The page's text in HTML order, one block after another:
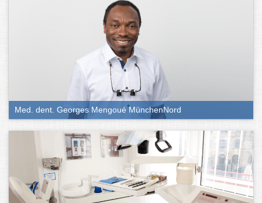
Med. dent. Georges Mengoué MünchenNord